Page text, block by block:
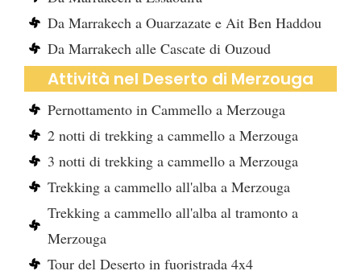
Da Marrakech a Ouarzazate e Ait Ben Haddou
Da Marrakech alle Cascate di Ouzoud
Attività nel Deserto di Merzouga
Pernottamento in Cammello a Merzouga
2 notti di trekking a cammello a Merzouga
3 notti di trekking a cammello a Merzouga
Trekking a cammello all'alba a Merzouga
Trekking a cammello all'alba al tramonto a
Merzouga
Tour del Deserto in fuoristrada 4x4